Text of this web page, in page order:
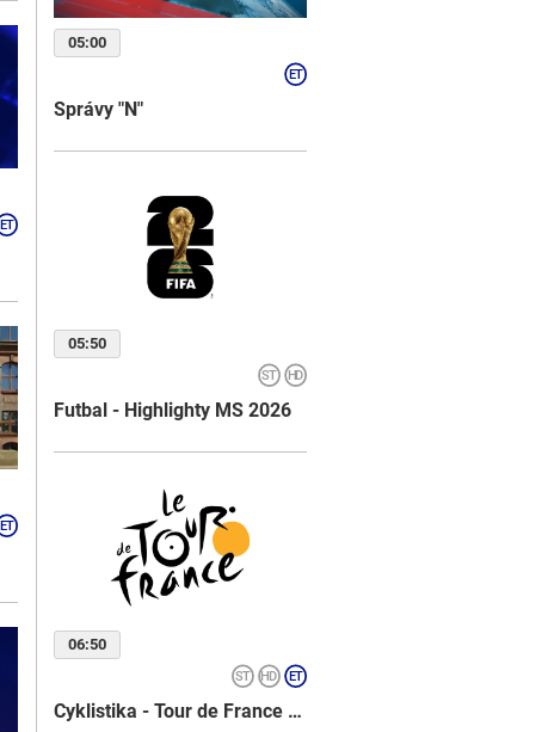
05:00
Správy "N"
05:50
Futbal - Highlighty MS 2026
06:50
Cyklistika - Tour de France 2026